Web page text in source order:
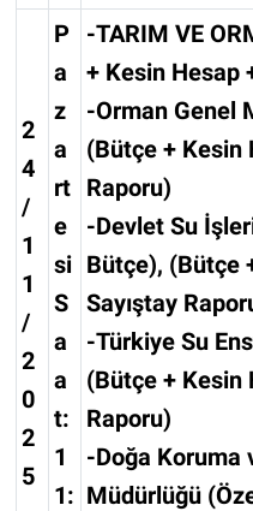
2
4
/
1
1
/
2
0
2
5
P
a
z
a
rt
e
si
S
a
a
t:
1
1:
-TARIM VE
+ Kesin Hesap
-Orman Genel
(Bütçe + Kesin
Raporu)
-Devlet Su
Bütçe), (Bütçe
Sayıştay
-Türkiye Su
(Bütçe + Kesin
Raporu)
-Doğa Koruma
Müdürlüğü